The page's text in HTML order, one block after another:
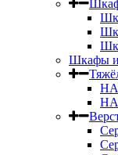
Шкафы